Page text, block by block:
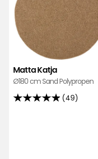
Matta Katja
Ø180 cm Sand Polypropen
(49)
4.9